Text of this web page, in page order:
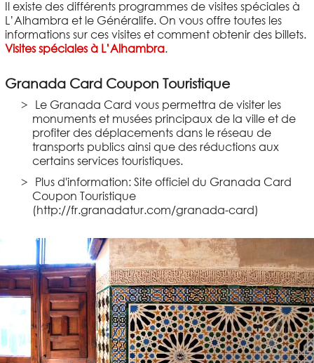
Il existe des différents programmes de visites spéciales à
L’Alhambra et le Généralife. On vous offre toutes les
informations sur ces visites et comment obtenir des billets.
Visites spéciales à L’Alhambra.
Granada Card Coupon Touristique
Le Granada Card vous permettra de visiter les
monuments et musées principaux de la ville et de
profiter des déplacements dans le réseau de
transports publics ainsi que des réductions aux
certains services touristiques.
Plus d'information: Site officiel du Granada Card
Coupon Touristique
(http://fr.granadatur.com/granada-card)